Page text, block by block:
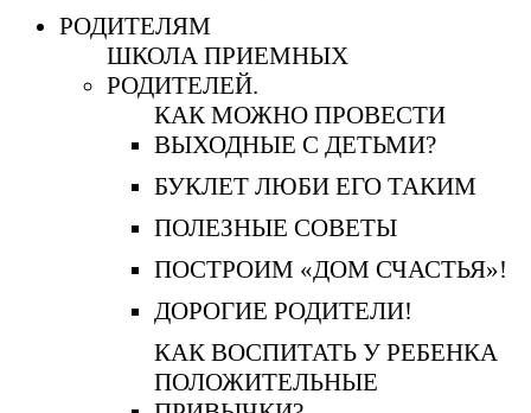
РОДИТЕЛЯМ
ШКОЛА ПРИЕМНЫХ
РОДИТЕЛЕЙ.
КАК МОЖНО ПРОВЕСТИ
ВЫХОДНЫЕ С ДЕТЬМИ?
БУКЛЕТ ЛЮБИ ЕГО ТАКИМ
ПОЛЕЗНЫЕ СОВЕТЫ
ПОСТРОИМ «ДОМ СЧАСТЬЯ»!
ДОРОГИЕ РОДИТЕЛИ!
КАК ВОСПИТАТЬ У РЕБЕНКА
ПОЛОЖИТЕЛЬНЫЕ